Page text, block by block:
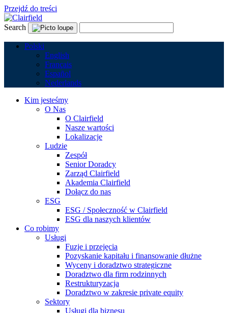
Przejdź do treści
Search
Polski
English
Français
Español
Nederlands
Kim jesteśmy
O Nas
O Clairfield
Nasze wartości
Lokalizacje
Ludzie
Zespół
Senior Doradcy
Zarząd Clairfield
Akademia Clairfield
Dołącz do nas
ESG
ESG / Społeczność w Clairfield
ESG dla naszych klientów
Co robimy
Usługi
Fuzje i przejęcia
Pozyskanie kapitału i finansowanie dłużne
Wyceny i doradztwo strategiczne
Doradztwo dla firm rodzinnych
Restrukturyzacja
Doradztwo w zakresie private equity
Sektory
Usługi dla biznesu